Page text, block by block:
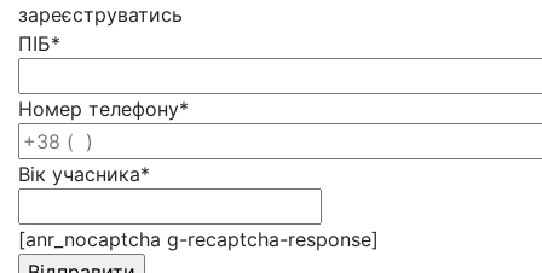
зареєструватись
ПІБ*
Номер телефону*
Вік учасника*
[anr_nocaptcha g-recaptcha-response]